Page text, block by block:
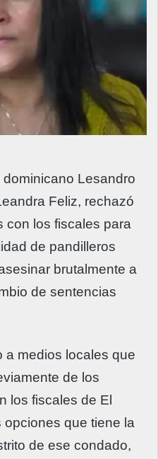
Lesandro
Feliz, rechazó
con los fiscales para
de pandilleros
brutalmente a
de sentencias
a medios locales que
de los
los fiscales de El
que tiene la
de ese condado,